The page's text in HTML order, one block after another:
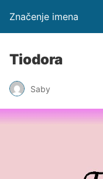
Značenje imena
Tiodora
Saby